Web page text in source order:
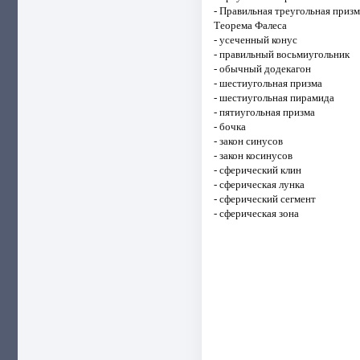
- Правильная треугольная
Теорема Фалеса
- усеченный конус
- правильный восьмиугольник
- обычный додекагон
- шестиугольная призма
- шестиугольная пирамида
- пятиугольная призма
- бочка
- закон синусов
- закон косинусов
- сферический клин
- сферическая лунка
- сферический сегмент
- сферическая зона